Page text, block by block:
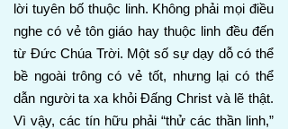
lời tuyên bố thuộc linh. Không phải mọi điều
nghe có vẻ tôn giáo hay thuộc linh đều đến
từ Đức Chúa Trời. Một số sự dạy dỗ có thể
bề ngoài trông có vẻ tốt, nhưng lại có thể
dẫn người ta xa khỏi Đấng Christ và lẽ thật.
Vì vậy, các tín hữu phải “thử các thần linh,”